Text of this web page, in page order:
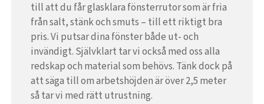
till att du får glasklara fönsterrutor som är fria
från salt, stänk och smuts – till ett riktigt bra
pris. Vi putsar dina fönster både ut- och
invändigt. Självklart tar vi också med oss alla
redskap och material som behövs. Tänk dock på
att säga till om arbetshöjden är över 2,5 meter
så tar vi med rätt utrustning.